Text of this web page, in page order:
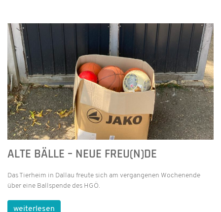
ALTE BÄLLE – NEUE FREU(N)DE
Das Tierheim in Dallau freute sich am vergangenen Wochenende
über eine Ballspende des HGÖ.
weiterlesen